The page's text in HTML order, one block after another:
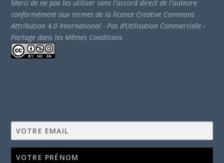
Merci de ne pas les utiliser sans l'accord direct de l'auteure
conformément aux termes de la licence Creative Commons
Attribution 4.0 International - Pas d’Utilisation Commerciale -
Partage dans les Mêmes Conditions